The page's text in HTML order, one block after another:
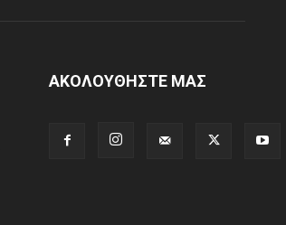
ΑΚΟΛΟΥΘΗΣΤΕ ΜΑΣ